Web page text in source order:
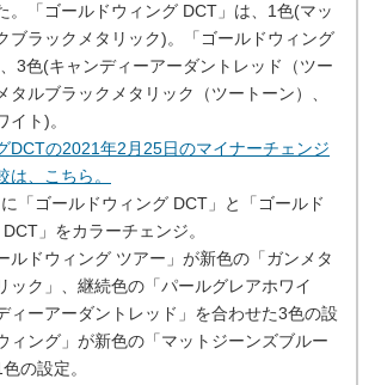
。「ゴールドウィング DCT」は、1色(マッ
ブラックメタリック)。「ゴールドウィング
3色(キャンディーアーダントレッド（ツー
タルブラックメタリック（ツートーン）、
イト)。
DCTの2021年2月25日のマイナーチェンジ
は、こちら。
に「ゴールドウィング DCT」と「ゴールド
」をカラーチェンジ。
ルドウィング ツアー」が新色の「ガンメタ
ック」、継続色の「パールグレアホワイ
ィーアーダントレッド」を合わせた3色の設
ィング」が新色の「マットジーンズブルー
の設定。